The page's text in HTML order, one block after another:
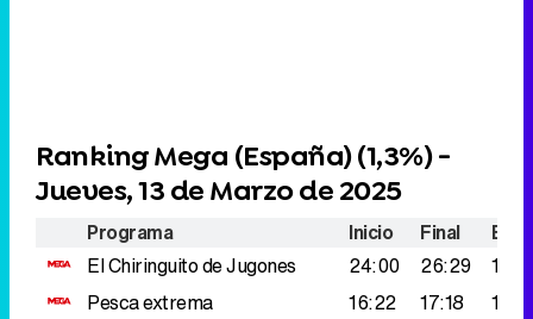
Ranking Mega (España) (1,3%) -
Jueves, 13 de Marzo de 2025
Programa Inicio Final
El Chiringuito de Jugones
24:00 26:29
Pesca extrema
16:22 17:18